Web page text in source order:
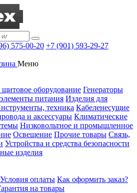
575-00-20 +7 (901) 593-29-27
Меню
оборудование Генераторы
питания Изделия для
техника Кабеленесущие
и аксессуары Климатические
Низковольтное и промышленное
Освещение Прочие товары Связь,
Устройства и средства безопасности
изделия
Условия оплаты Как оформить заказ?
на товары